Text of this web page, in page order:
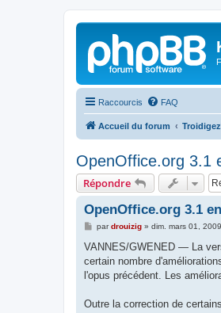
Raccourcis FAQ
Accueil du forum
OpenOffice.org 3.1
Répondre
OpenOffice.org 3.1
M
s
a
g
e
pardrouizig» dim. mars 01,
VANNES/GWENED — La
certain nombre
l'opus précédent. Les
Outre la correction de